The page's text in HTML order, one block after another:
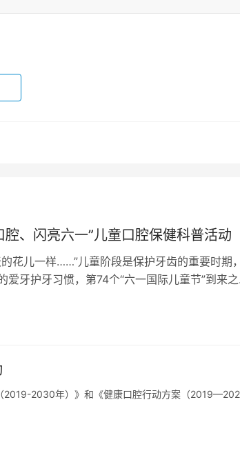
腔、闪亮六一”儿童口腔保健科普活动
花儿一样……”儿童阶段是保护牙齿的重要时期
爱牙护牙习惯，第74个“六一国际儿童节”到来之
2019-2030年）》和《健康口腔行动方案（